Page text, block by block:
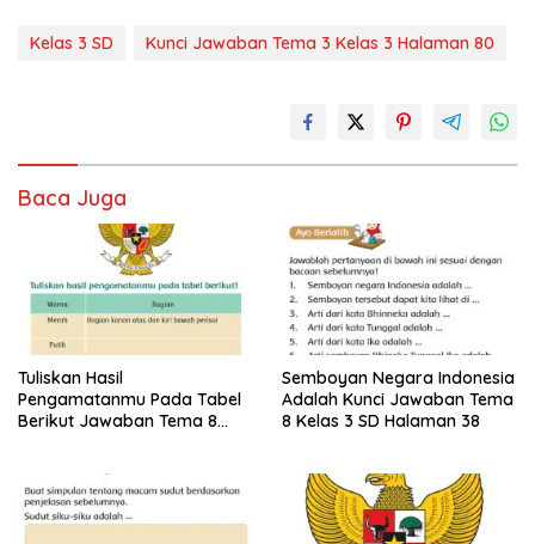
Kelas 3 SD Kunci Jawaban Tema 3 Kelas 3 Halaman 80
Baca Juga
Tuliskan Hasil
Pengamatanmu Pada Tabel
Berikut Jawaban Tema 8
Semboyan Negara Indonesia
Adalah Kunci Jawaban Tema
8 Kelas 3 SD Halaman 38